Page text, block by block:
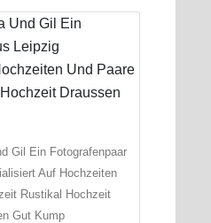
Gil Ein Fotografenpaar
Auf Hochzeiten
Rustikal Hochzeit
Gut Kump